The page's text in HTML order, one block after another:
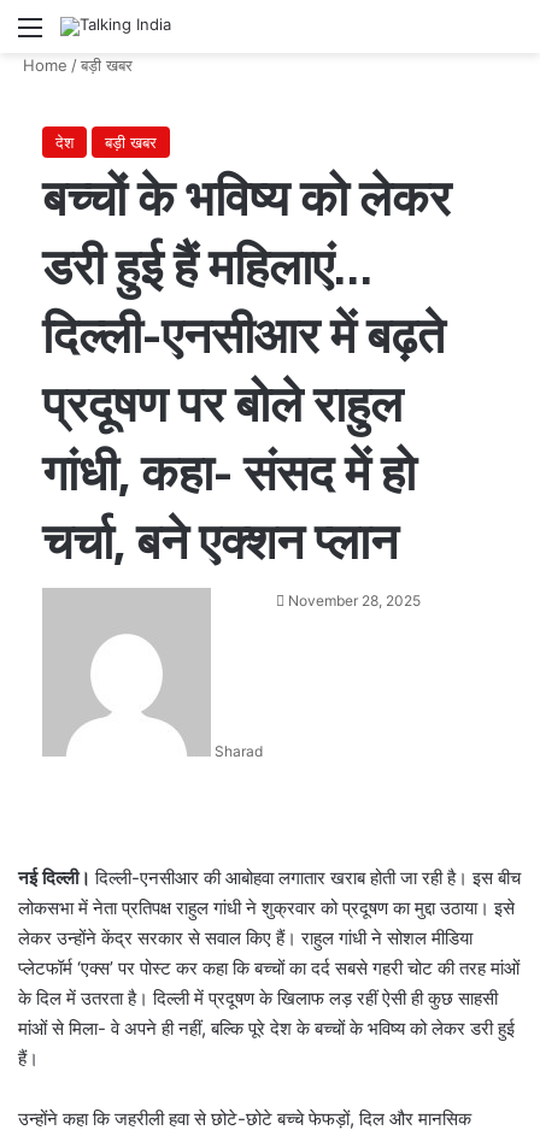
Menu
Home /बड़ी खबर
देश बड़ी खबर
बच्चों के भविष्य को लेकर
डरी हुई हैं महिलाएं…
दिल्ली-एनसीआर में बढ़ते
प्रदूषण पर बोले राहुल
गांधी, कहा- संसद में हो
चर्चा, बने एक्शन प्लान
Sharad
SendNovember 28, 2025
नई दिल्ली। दिल्ली-एनसीआर की आबोहवा लगातार खराब होती जा रही है। इस बीच
लोकसभा में नेता प्रतिपक्ष राहुल गांधी ने शुक्रवार को प्रदूषण का मुद्दा उठाया। इसे
लेकर उन्होंने केंद्र सरकार से सवाल किए हैं। राहुल गांधी ने सोशल मीडिया
प्लेटफॉर्म ‘एक्स’ पर पोस्ट कर कहा कि बच्चों का दर्द सबसे गहरी चोट की तरह मांओं
के दिल में उतरता है। दिल्ली में प्रदूषण के खिलाफ लड़ रहीं ऐसी ही कुछ साहसी
मांओं से मिला- वे अपने ही नहीं, बल्कि पूरे देश के बच्चों के भविष्य को लेकर डरी हुई
हैं।
उन्होंने कहा कि जहरीली हवा से छोटे-छोटे बच्चे फेफड़ों, दिल और मानसिक